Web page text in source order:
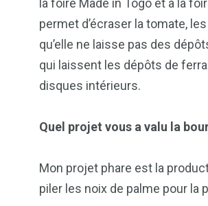
la foire Made in Togo et à la
permet d’écraser la tomate,
qu’elle ne laisse pas des
qui laissent les dépôts de
disques intérieurs.
Quel projet vous a valu la
Mon projet phare est la
piler les noix de palme pour la